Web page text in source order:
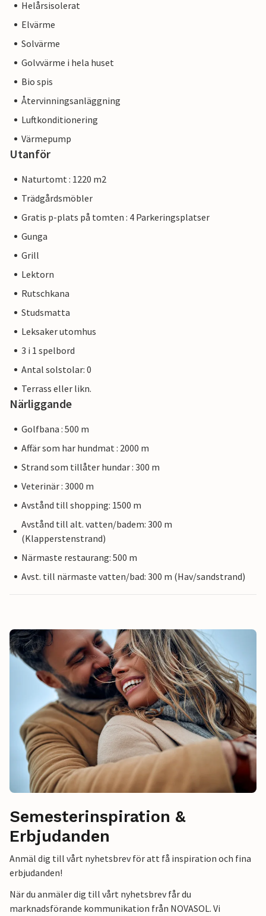
Helårsisolerat
Elvärme
Solvärme
Golvvärme i hela huset
Bio spis
Återvinningsanläggning
Luftkonditionering
Värmepump
Utanför
Naturtomt : 1220 m2
Trädgårdsmöbler
Gratis p-plats på tomten : 4 Parkeringsplatser
Gunga
Grill
Lektorn
Rutschkana
Studsmatta
Leksaker utomhus
3 i 1 spelbord
Antal solstolar: 0
Terrass eller likn.
Närliggande
Golfbana : 500 m
Affär som har hundmat : 2000 m
Strand som tillåter hundar : 300 m
Veterinär : 3000 m
Avstånd till shopping: 1500 m
Avstånd till alt. vatten/badem: 300 m
(Klapperstenstrand)
Närmaste restaurang: 500 m
Avst. till närmaste vatten/bad: 300 m (Hav/sandstrand)
Semesterinspiration &
Erbjudanden
Anmäl dig till vårt nyhetsbrev för att få inspiration och fina
erbjudanden!
När du anmäler dig till vårt nyhetsbrev får du
marknadsförande kommunikation från NOVASOL. Vi